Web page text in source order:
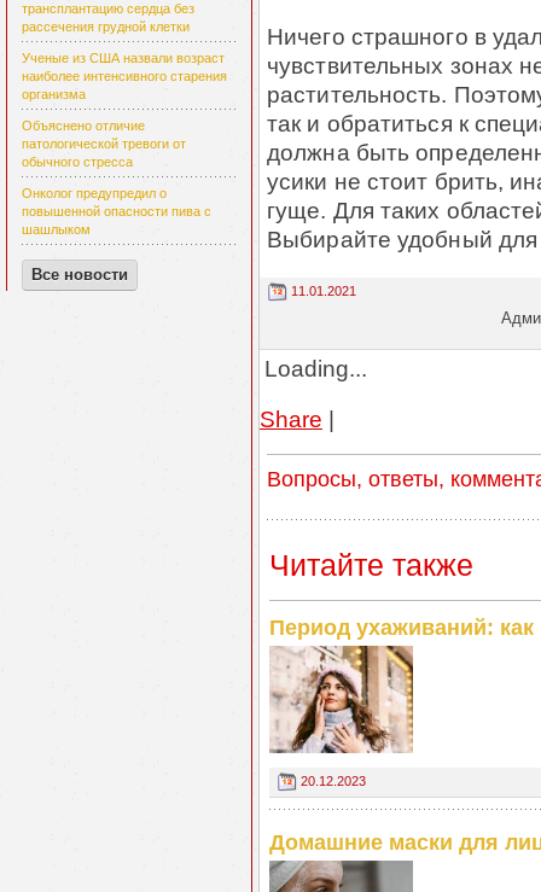
трансплантацию сердца без
рассечения грудной клетки
Ученые из США назвали возраст
наиболее интенсивного старения
организма
Объяснено отличие
патологической тревоги от
обычного стресса
Онколог предупредил о
повышенной опасности пива с
шашлыком
Все новости
Ничего страшного в
чувствительных зонах
растительность.
так и обратиться к
должна быть
усики не стоит брить,
гуще. Для таких
Выбирайте удобный
11.01.2021
Loading...
Share |
Вопросы, ответы,
Читайте также
Период ухаживаний:
20.12.2023
Домашние маски для